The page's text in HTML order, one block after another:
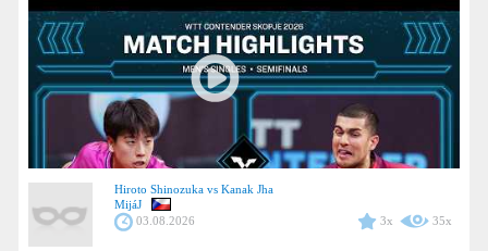
Hiroto Shinozuka vs Kanak Jha
MijáJ
03.08.2026
3x 35x